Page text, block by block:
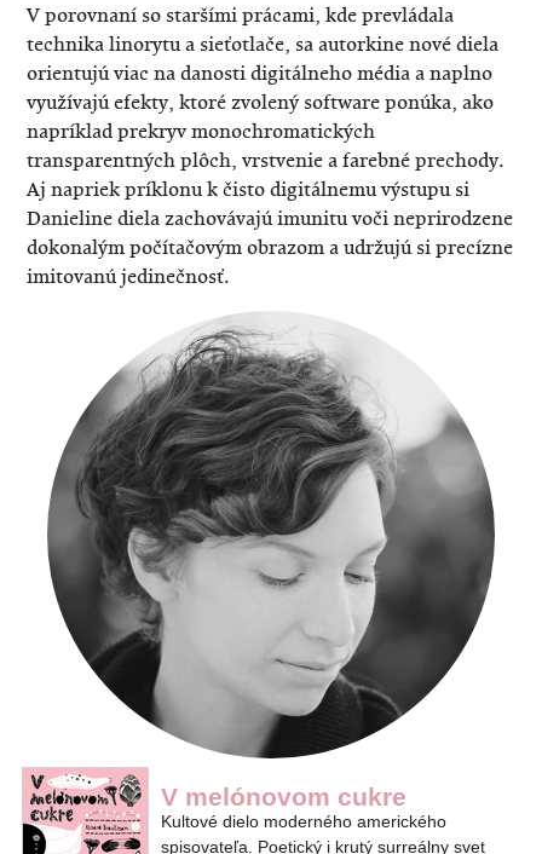
V porovnaní so staršími prácami, kde prevládala
technika linorytu a sieťotlače, sa autorkine nové diela
orientujú viac na danosti digitálneho média a naplno
využívajú efekty, ktoré zvolený software ponúka, ako
napríklad prekryv monochromatických
transparentných plôch, vrstvenie a farebné prechody.
Aj napriek príklonu k čisto digitálnemu výstupu si
Danieline diela zachovávajú imunitu voči neprirodzene
dokonalým počítačovým obrazom a udržujú si precízne
imitovanú jedinečnosť.
V melónovom cukre
Kultové dielo moderného amerického
spisovateľa. Poetický i krutý surreálny svet